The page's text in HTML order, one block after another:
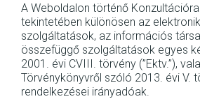
A Weboldalon történő
tekintetében különösen az
szolgáltatások, az információs
összefüggő szolgáltatások egyes
2001. évi CVIII. törvény (”Ektv.”),
Törvénykönyvről szóló 2013. évi V.
rendelkezései irányadóak.